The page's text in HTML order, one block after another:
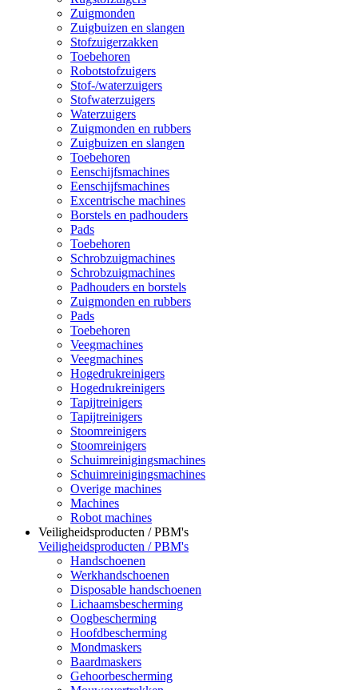
Zuigmonden
Zuigbuizen en slangen
Stofzuigerzakken
Toebehoren
Robotstofzuigers
Stof-/waterzuigers
Stofwaterzuigers
Waterzuigers
Zuigmonden en rubbers
Zuigbuizen en slangen
Toebehoren
Eenschijfsmachines
Eenschijfsmachines
Excentrische machines
Borstels en padhouders
Pads
Toebehoren
Schrobzuigmachines
Schrobzuigmachines
Padhouders en borstels
Zuigmonden en rubbers
Pads
Toebehoren
Veegmachines
Veegmachines
Hogedrukreinigers
Hogedrukreinigers
Tapijtreinigers
Tapijtreinigers
Stoomreinigers
Stoomreinigers
Schuimreinigingsmachines
Schuimreinigingsmachines
Overige machines
Machines
Robot machines
Veiligheidsproducten / PBM's
Veiligheidsproducten / PBM's
Handschoenen
Werkhandschoenen
Disposable handschoenen
Lichaamsbescherming
Oogbescherming
Hoofdbescherming
Mondmaskers
Baardmaskers
Gehoorbescherming